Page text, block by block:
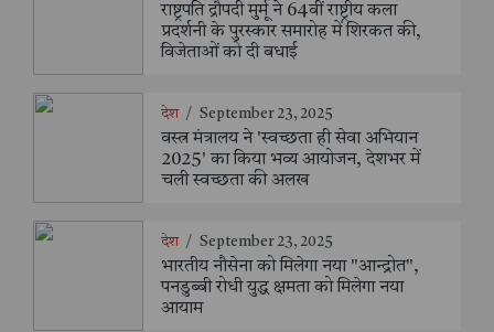
राष्ट्रपति द्रौपदी मुर्मू ने 64वीं राष्ट्रीय कला
प्रदर्शनी के पुरस्कार समारोह में शिरकत की,
विजेताओं को दी बधाई
देश / September 23, 2025
वस्त्र मंत्रालय ने 'स्वच्छता ही सेवा अभियान
2025' का किया भव्य आयोजन, देशभर में
चली स्वच्छता की अलख
देश / September 23, 2025
भारतीय नौसेना को मिलेगा नया "आन्द्रोत",
पनडुब्बी रोधी युद्ध क्षमता को मिलेगा नया
आयाम